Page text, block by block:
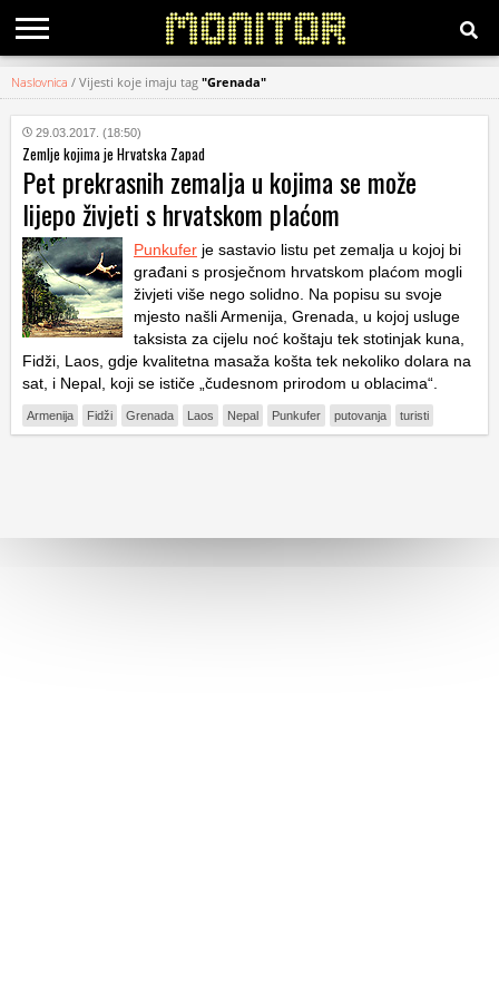
KATEGORIJE
HRVATSKI
WEB
Naslovnica / Vijesti koje imaju tag "Grenada"
29.03.2017. (18:50)
Zemlje kojima je Hrvatska Zapad
Pet prekrasnih zemalja u kojima se može
lijepo živjeti s hrvatskom plaćom
Punkufer je sastavio listu pet zemalja u kojoj bi
građani s prosječnom hrvatskom plaćom mogli
živjeti više nego solidno. Na popisu su svoje
mjesto našli Armenija, Grenada, u kojoj usluge
taksista za cijelu noć koštaju tek stotinjak kuna,
Fidži, Laos, gdje kvalitetna masaža košta tek nekoliko dolara na
sat, i Nepal, koji se ističe „čudesnom prirodom u oblacima“.
Armenija Fidži Grenada Laos Nepal Punkufer putovanja turisti